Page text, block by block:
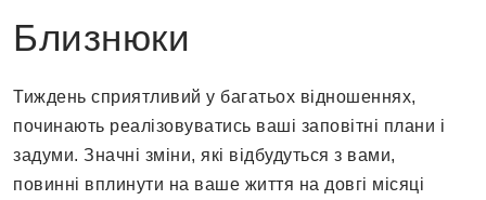
Близнюки
Тиждень сприятливий у багатьох відношеннях,
починають реалізовуватись ваші заповітні плани і
задуми. Значні зміни, які відбудуться з вами,
повинні вплинути на ваше життя на довгі місяці